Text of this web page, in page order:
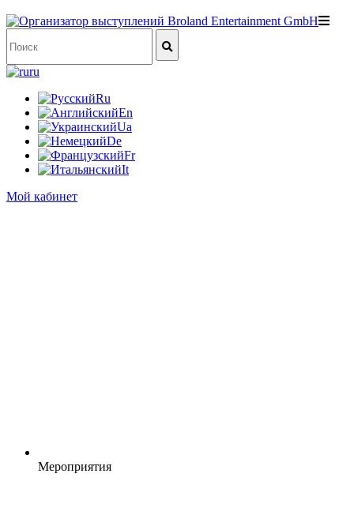
ru
Ru
En
Ua
De
Fr
It
Мой кабинет
Мероприятия